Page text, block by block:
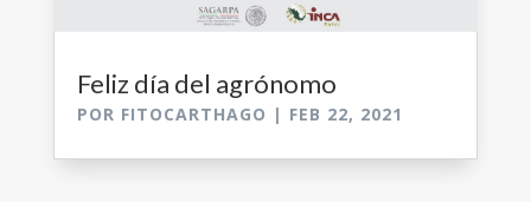
Feliz día del agrónomo
POR FITOCARTHAGO | FEB 22, 2021